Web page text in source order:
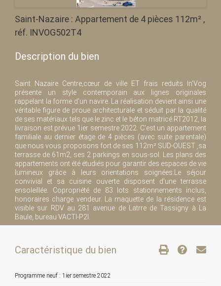
Saint-Nazaire : Appartement de 4 pièces 112m² ,
réf. INVOG502T4
Description du bien
Saint Nazaire Centre,cœur de ville ET frais reduits In’Vog
présente un style contemporain aux lignes originales
rappelant la forme d’un navire. La réalisation devient ainsi une
véritable figure de proue architecturale et séduit par la qualité
de ses matériaux tels que le zinc et le béton matricé.RT2012, la
livraison est prévue 1ier semestre 2022. C'est un appartement
familiale au dernier étage de 4 pièces (avec suite parentale)
que nous vous proposons fort de ses 112m² SUD-OUEST ,sa
terrasse de 61m2, ses 2 parkings en sous-sol. Les plans des
appartements ont été étudiés pour garantir des espaces de vie
lumineux grâce à leurs orientations soignées.Le séjour
convivial et sa cuisine ouverte disposent d’une terrasse
ensoleillée. Copropriété de 83 lots stationnements inclus,
honoraires charge vendeur. La maquette de la résidence est
visible sur RDV au 281 avenue de Latrre de Tassigny à La
Baule, bureau VACTI-P2I.
Caractéristique du bien
Programme neuf : 1ier semestre 2022